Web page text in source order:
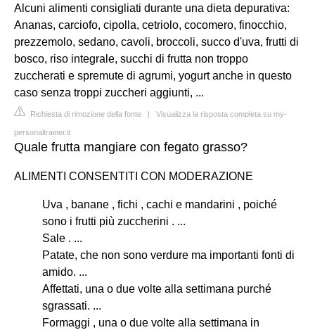
Alcuni alimenti consigliati durante una dieta depurativa:
Ananas, carciofo, cipolla, cetriolo, cocomero, finocchio,
prezzemolo, sedano, cavoli, broccoli, succo d'uva, frutti di
bosco, riso integrale, succhi di frutta non troppo
zuccherati e spremute di agrumi, yogurt anche in questo
caso senza troppi zuccheri aggiunti, ...
Richiesta di rimozione della fonte | Visualizza la risposta completa su my-
personaltrainer.it
Quale frutta mangiare con fegato grasso?
ALIMENTI CONSENTITI CON MODERAZIONE
Uva , banane , fichi , cachi e mandarini , poiché
sono i frutti più zuccherini . ...
Sale . ...
Patate, che non sono verdure ma importanti fonti di
amido. ...
Affettati, una o due volte alla settimana purché
sgrassati. ...
Formaggi , una o due volte alla settimana in